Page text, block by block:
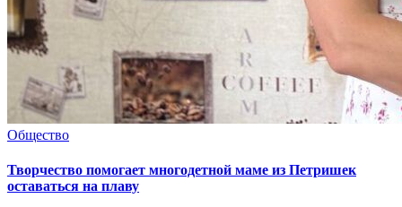
Общество
Творчество помогает многодетной маме из Петришек
оставаться на плаву